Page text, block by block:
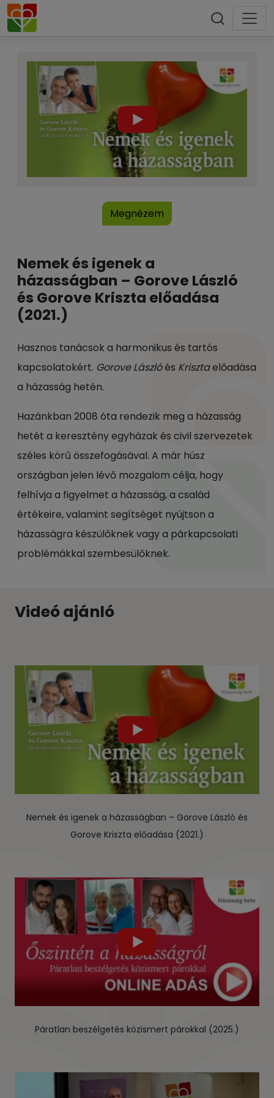
Megnézem
Nemek és igenek a
házasságban – Gorove László
és Gorove Kriszta előadása
(2021.)
Hasznos tanácsok a harmonikus és tartós
kapcsolatokért. Gorove Lászlóés Krisztaelőadása
a házasság hetén.
Hazánkban 2008 óta rendezik meg a házasság
hetét a keresztény egyházak és civil szervezetek
széles körű összefogásával. A már húsz
országban jelen lévő mozgalom célja, hogy
felhívja a figyelmet a házasság, a család
értékeire, valamint segítséget nyújtson a
házasságra készülőknek vagy a párkapcsolati
problémákkal szembesülőknek.
Videó ajánló
Nemek és igenek a házasságban – Gorove László és
Gorove Kriszta előadása (2021.)
Páratlan beszélgetés közismert párokkal (2025.)